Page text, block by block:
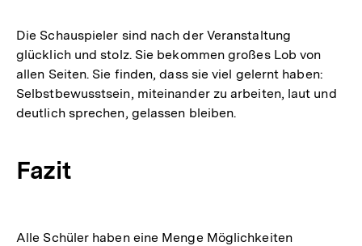
Die Schauspieler sind nach der Veranstaltung
glücklich und stolz. Sie bekommen großes Lob von
allen Seiten. Sie finden, dass sie viel gelernt haben:
Selbstbewusstsein, miteinander zu arbeiten, laut und
deutlich sprechen, gelassen bleiben.
Fazit
Alle Schüler haben eine Menge Möglichkeiten